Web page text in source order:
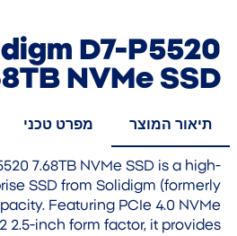
D7-P5520
NVMe SSD
תיאור המוצר מפרט טכני
7.68TB NVMe SSD is a high-
SSD from Solidigm (formerly
Featuring PCIe 4.0 NVMe
2.5-inch form factor, it provides